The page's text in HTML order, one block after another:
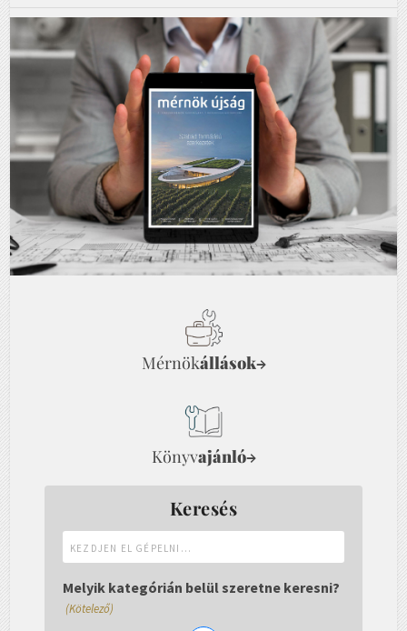
Mérnökállások→
Könyvajánló→
Keresés
el
gépelni...
Melyik kategórián belül szeretne keresni?
(Kötelező)